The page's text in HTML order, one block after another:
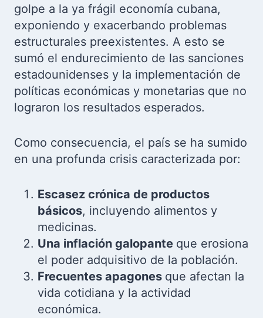
golpe a la ya frágil economía cubana,
exponiendo y exacerbando problemas
estructurales preexistentes. A esto se
sumó el endurecimiento de las sanciones
estadounidenses y la implementación de
políticas económicas y monetarias que no
lograron los resultados esperados.
Como consecuencia, el país se ha sumido
en una profunda crisis caracterizada por:
Escasez crónica de productos
básicos, incluyendo alimentos y
medicinas.
Una inflación galopante que erosiona
el poder adquisitivo de la población.
Frecuentes apagones que afectan la
vida cotidiana y la actividad
económica.